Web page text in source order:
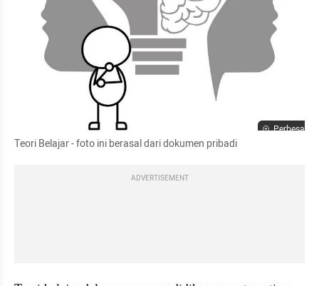
Perbesar
Teori Belajar - foto ini berasal dari dokumen pribadi
ADVERTISEMENT